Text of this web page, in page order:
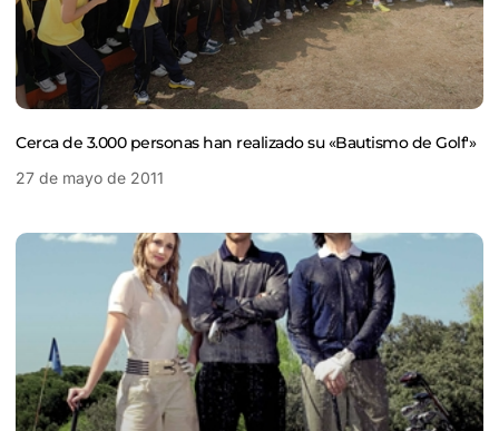
Cerca de 3.000 personas han realizado su «Bautismo de Golf'»
27 de mayo de 2011